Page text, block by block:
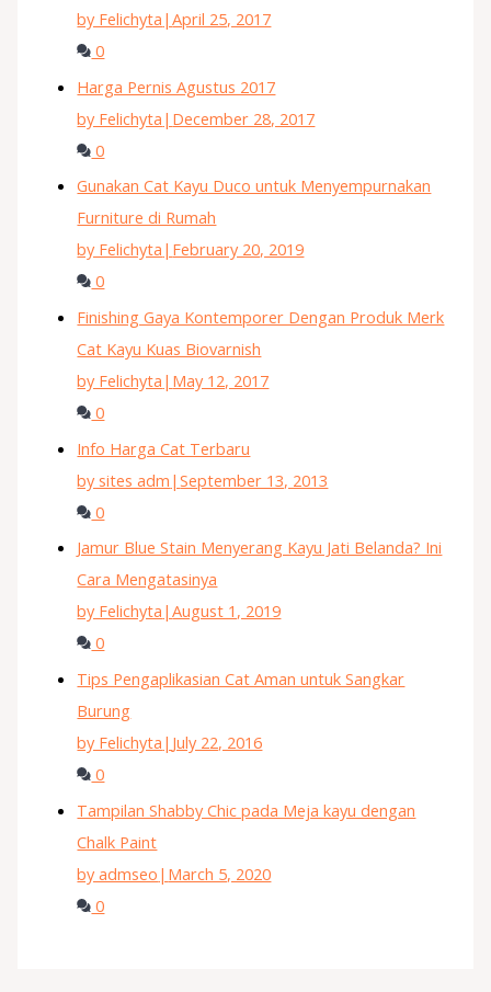
by Felichyta |April 25, 2017
0
Harga Pernis Agustus 2017
by Felichyta | December 28, 2017
0
Gunakan Cat Kayu Duco untuk Menyempurnakan
Furniture di Rumah
by Felichyta | February 20, 2019
0
Finishing Gaya Kontemporer Dengan Produk Merk
Cat Kayu Kuas Biovarnish
by Felichyta | May 12, 2017
0
Info Harga Cat Terbaru
by sites adm |September 13, 2013
0
Jamur Blue Stain Menyerang Kayu Jati Belanda? Ini
Cara Mengatasinya
by Felichyta |August 1, 2019
0
Tips Pengaplikasian Cat Aman untuk Sangkar
Burung
by Felichyta | July 22, 2016
0
Tampilan Shabby Chic pada Meja kayu dengan
Chalk Paint
by admseo | March 5, 2020
0